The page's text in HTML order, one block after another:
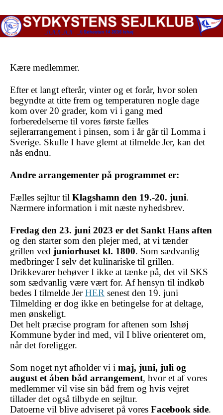
Kære medlemmer.
Efter et langt efterår, vinter og et forår, hvor solen
begyndte at titte frem og temperaturen nogle dage
kom over 20 grader, kom vi i gang med
forberedelserne til vores første fælles
sejlerarrangement i pinsen, som i år går til Lomma i
Sverige. Skulle I have glemt at tilmelde Jer, kan det
nås endnu.
Andre arrangementer på programmet er:
Fælles sejltur til Klagshamn den 19.-20. juni.
Nærmere information i mit næste nyhedsbrev.
Fredag den 23. juni 2023 er det Sankt Hans aften
og den starter som den plejer med, at vi tænder
grillen ved juniorhuset kl. 1800. Som sædvanlig
medbringer I selv det kulinariske til grillen.
Drikkevarer behøver I ikke at tænke på, det vil SKS
som sædvanlig være vært for. Af hensyn til indkøb
bedes I tilmelde JerHER senest den 19. juni
Tilmelding er dog ikke en betingelse for at deltage,
men ønskeligt.
Det helt præcise program for aftenen som Ishøj
Kommune byder ind med, vil I blive orienteret om,
når det foreligger.
Som noget nyt afholder vi i maj, juni, juli og
august et åben båd arrangement, hvor et af vores
medlemmer vil vise sin båd frem og hvis vejret
tillader det også tilbyde en sejltur.
Datoerne vil blive adviseret på vores Facebook side.